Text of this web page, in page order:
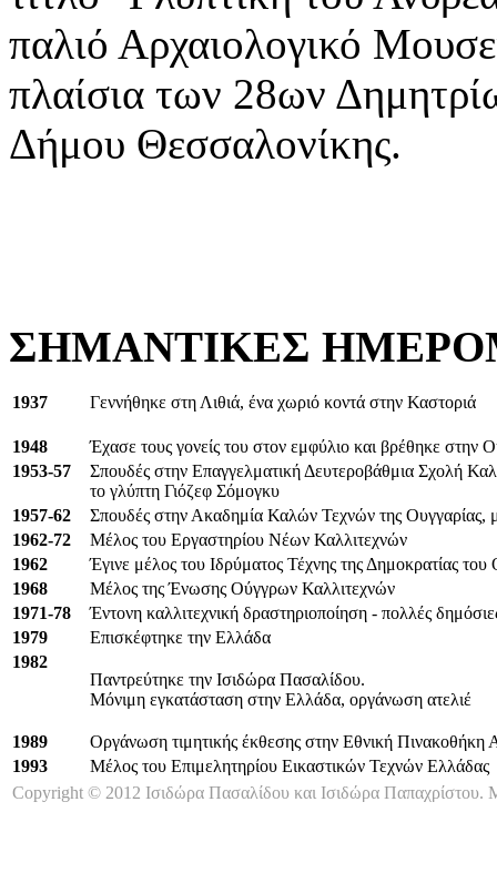
παλιό Αρχαιολογικό
πλαίσια των 28ων
Δήμου Θεσσαλονίκης.
ΣΗΜΑΝΤΙΚΕΣ
1937 Γεννήθηκε στη Λιθιά, ένα χωριό κοντά στην Καστοριά
1948
Έχασε τους γονείς του στον εμφύλιο και βρέθηκε στην
1953-57
Σπουδές στην Επαγγελματική Δευτεροβάθμια Σχολή
το γλύπτη Γιόζεφ Σόμογκυ
1957-62
Σπουδές στην Ακαδημία Καλών Τεχνών της Ουγγαρίας,
1962-72
Μέλος του Εργαστηρίου Νέων Καλλιτεχνών
1962
Έγινε μέλος του Ιδρύματος Τέχνης της Δημοκρατίας
1968
Μέλος της Ένωσης Ούγγρων Καλλιτεχνών
1971-78
Έντονη καλλιτεχνική δραστηριοποίηση - πολλές
1979
Επισκέφτηκε την Ελλάδα
1982
Παντρεύτηκε την Ισιδώρα Πασαλίδου.
Μόνιμη εγκατάσταση στην Ελλάδα, οργάνωση ατελιέ
1989
Οργάνωση τιμητικής έκθεσης στην Εθνική
1993
Μέλος του Επιμελητηρίου Εικαστικών Τεχνών Ελλάδας
Copyright © 2012 Ισιδώρα Πασαλίδου και Ισιδώρα Παπαχρίστου.